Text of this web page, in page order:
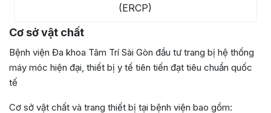
(ERCP)
Cơ sở vật chất
Bệnh viện Đa khoa Tâm Trí Sài Gòn đầu tư trang bị hệ thống
máy móc hiện đại, thiết bị y tế tiên tiến đạt tiêu chuẩn quốc
tế
Cơ sở vật chất và trang thiết bị tại bệnh viện bao gồm: